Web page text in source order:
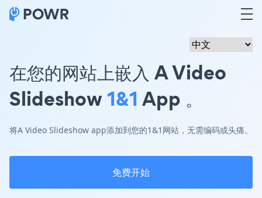
在您的网站上嵌入 A Video
Slideshow1&1 App 。
将A Video Slideshow app添加到您的1&1网站，无需编码或头痛。
免费开始